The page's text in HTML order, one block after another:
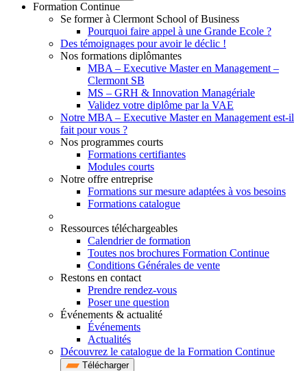
Formation Continue
Se former à Clermont School of Business
Pourquoi faire appel à une Grande Ecole ?
Des témoignages pour avoir le déclic !
Nos formations diplômantes
MBA – Executive Master en Management –
Clermont SB
MS – GRH & Innovation Managériale
Validez votre diplôme par la VAE
Notre MBA – Executive Master en Management est-il
fait pour vous ?
Nos programmes courts
Formations certifiantes
Modules courts
Notre offre entreprise
Formations sur mesure adaptées à vos besoins
Formations catalogue
Ressources téléchargeables
Calendrier de formation
Toutes nos brochures Formation Continue
Conditions Générales de vente
Restons en contact
Prendre rendez-vous
Poser une question
Événements & actualité
Événements
Actualités
Découvrez le catalogue de la Formation Continue
Télécharger